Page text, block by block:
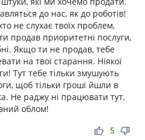
до нас, як до роботів!
не слухає твоїх проблем,
продав приоритетні послуги,
Якщо ти не продав, тебе
на твої старання. Ніякої
Тут тебе тільки змушують
щоб тільки гроші йшли в
Не раджу ні працювати тут,
облом!
thumb_up thumb_down
5